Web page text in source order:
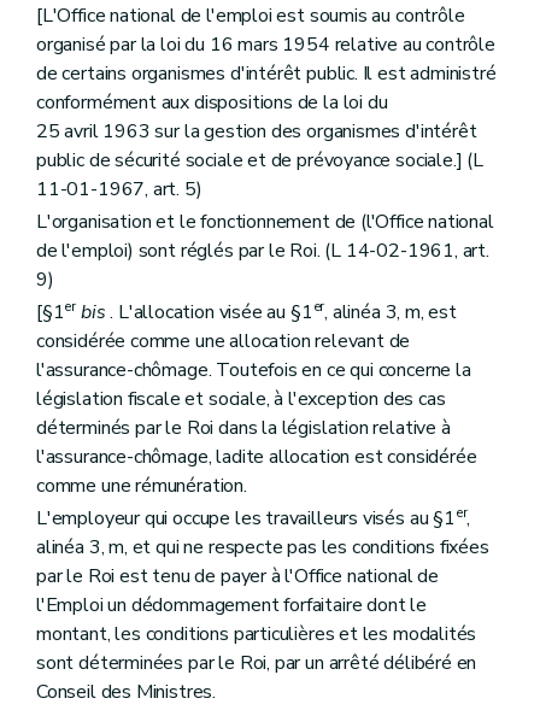
[L'Office national de l'emploi est soumis au contrôle
organisé par la loi du 16 mars 1954 relative au contrôle
de certains organismes d'intérêt public. Il est administré
conformément aux dispositions de la loi du
25 avril 1963 sur la gestion des organismes d'intérêt
public de sécurité sociale et de prévoyance sociale.] (L
11-01-1967, art. 5)
L'organisation et le fonctionnement de (l'Office national
de l'emploi) sont réglés par le Roi. (L 14-02-1961, art.
9)
[§1er bis. L'allocation visée au §1er, alinéa 3, m, est
considérée comme une allocation relevant de
l'assurance-chômage. Toutefois en ce qui concerne la
législation fiscale et sociale, à l'exception des cas
déterminés par le Roi dans la législation relative à
l'assurance-chômage, ladite allocation est considérée
comme une rémunération.
L'employeur qui occupe les travailleurs visés au §1er,
alinéa 3, m, et qui ne respecte pas les conditions fixées
par le Roi est tenu de payer à l'Office national de
l'Emploi un dédommagement forfaitaire dont le
montant, les conditions particulières et les modalités
sont déterminées par le Roi, par un arrêté délibéré en
Conseil des Ministres.